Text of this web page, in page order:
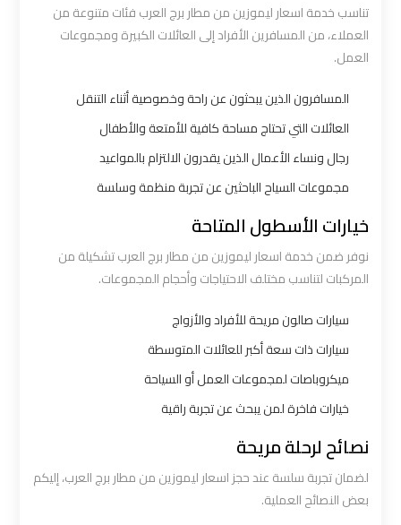
تناسب خدمة اسعار ليموزين من مطار برج العرب فئات متنوعة من
العملاء، من المسافرين الأفراد إلى العائلات الكبيرة ومجموعات
العمل.
المسافرون الذين يبحثون عن راحة وخصوصية أثناء التنقل
العائلات التي تحتاج مساحة كافية للأمتعة والأطفال
رجال ونساء الأعمال الذين يقدرون الالتزام بالمواعيد
مجموعات السياح الباحثين عن تجربة منظمة وسلسة
خيارات الأسطول المتاحة
نوفر ضمن خدمة اسعار ليموزين من مطار برج العرب تشكيلة من
المركبات لتناسب مختلف الاحتياجات وأحجام المجموعات.
سيارات صالون مريحة للأفراد والأزواج
سيارات ذات سعة أكبر للعائلات المتوسطة
ميكروباصات لمجموعات العمل أو السياحة
خيارات فاخرة لمن يبحث عن تجربة راقية
نصائح لرحلة مريحة
لضمان تجربة سلسة عند حجز اسعار ليموزين من مطار برج العرب، إليكم
بعض النصائح العملية.
ليموزين
الاسكندرية
القاهرة
للاسكندرية
القاهرة
ليموزين